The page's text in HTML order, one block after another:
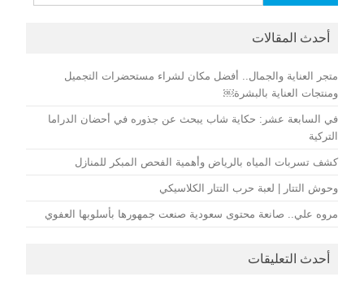
عن:
أحدث المقالات
متجر العناية والجمال.. أفضل مكان لشراء مستحضرات التجميل
ومنتجات العناية بالبشرة￼
في السابعة عشر: حكاية شاب يبحث عن جذوره في أحضان الدراما
التركية
كشف تسربات المياه بالرياض وأهمية الفحص المبكر للمنازل
وحوش التتار | لعبة حرب التتار الكلاسيكي
مروه علي.. صانعة محتوى سعودية صنعت جمهورها بأسلوبها العفوي
أحدث التعليقات